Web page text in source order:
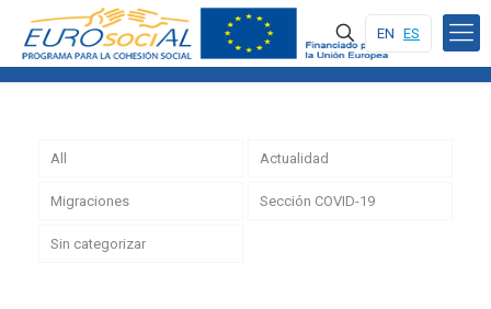
EN ES
All Actualidad
Migraciones Sección COVID-19
Sin categorizar